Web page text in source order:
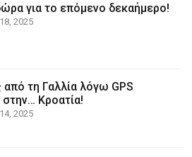
για το επόμενο δεκαήμερο!
2025
από τη Γαλλία λόγω GPS
Κροατία!
2025